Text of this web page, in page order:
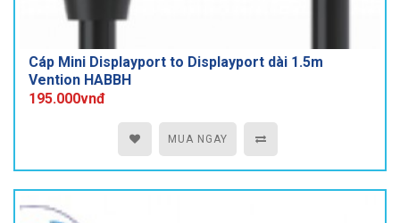
Cáp Mini Displayport to Displayport dài 1.5m
Vention HABBH
195.000vnđ
MUA NGAY